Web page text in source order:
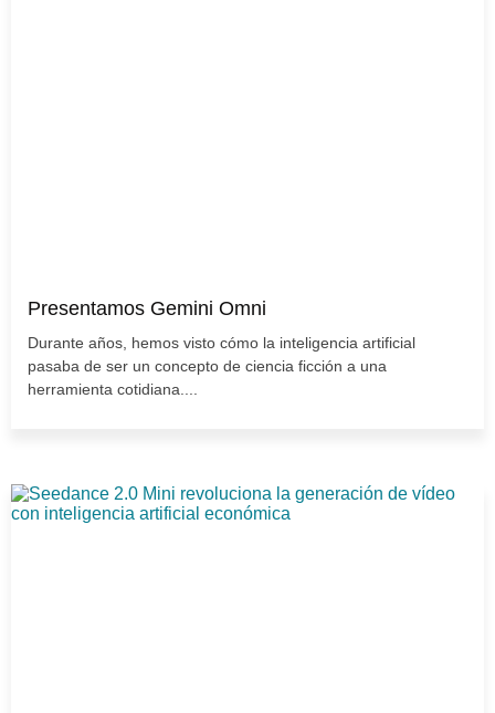
Presentamos Gemini Omni
Durante años, hemos visto cómo la inteligencia artificial
pasaba de ser un concepto de ciencia ficción a una
herramienta cotidiana....